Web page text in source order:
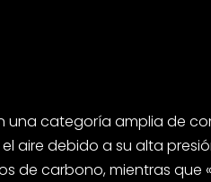
una categoría amplia de
aire debido a su alta
de carbono, mientras que